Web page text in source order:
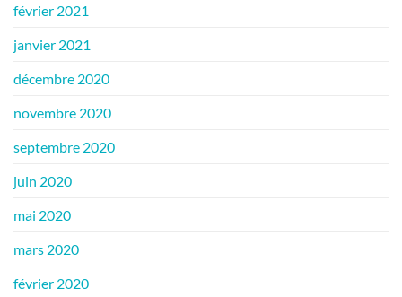
février 2021
janvier 2021
décembre 2020
novembre 2020
septembre 2020
juin 2020
mai 2020
mars 2020
février 2020